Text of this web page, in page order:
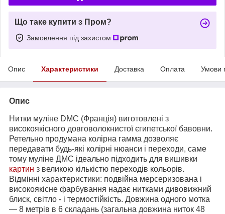
Що таке купити з Пром?
Замовлення під захистом
Опис Характеристики Доставка Оплата Умови
Опис
Нитки муліне DMC (Франція) виготовлені з
високоякісного довговолокнистої єгипетської бавовни.
Ретельно продумана колірна гамма дозволяє
передавати будь-які колірні нюанси і переходи, саме
тому муліне ДМС ідеально підходить для вишивки
картин з великою кількістю переходів кольорів.
Відмінні характеристики: подвійна мерсеризована і
високоякісне фарбування надає нитками дивовижний
блиск, світло - і термостійкість. Довжина одного мотка
― 8 метрів в 6 складань (загальна довжина ниток 48